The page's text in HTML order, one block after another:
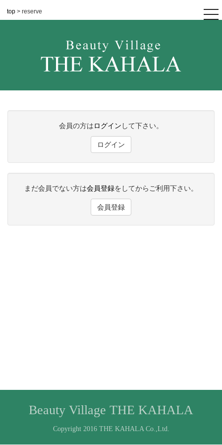
top > reserve
会員の方はログイン して下さい。
ログイン
まだ会員でない方は会員登録をしてからご利用下さい。
会員登録
Beauty Village THE KAHALA
Copyright 2016 THE KAHALA Co.,Ltd.